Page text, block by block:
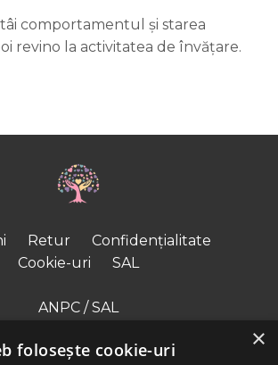
comportamentul și starea
revino la activitatea de învățare.
Retur
Confidențialitate
Cookie-uri
SAL
ANPC / SAL
×
folosește cookie-uri